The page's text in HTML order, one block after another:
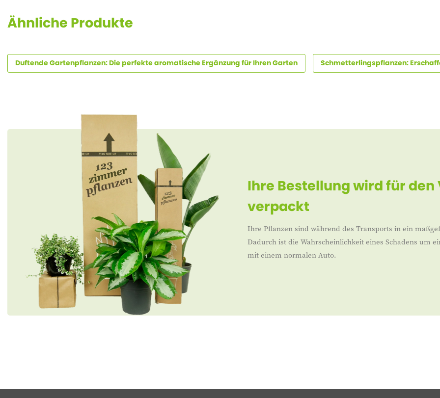
Ähnliche Produkte
Duftende Gartenpflanzen: Die perfekte aromatische Ergänzung für Ihren Garten Schmetterlingspflanzen:
Ihre Bestellung wird für
verpackt
Ihre Pflanzen sind während des Transports in ein
Dadurch ist die Wahrscheinlichkeit eines Schadens um
mit einem normalen Auto.